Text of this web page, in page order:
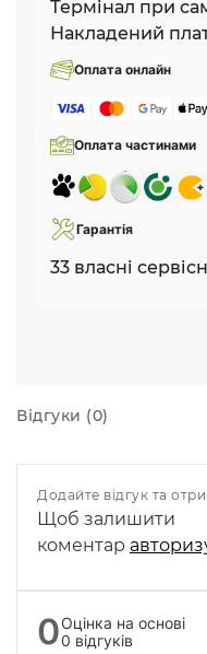
Термінал при
Накладений
Оплата онлайн
Оплата частинами
Гарантія
33 власні
Відгуки (0)
Додайте відгук та
Щоб залишити
коментар
0Оцінка на основі
0 відгуків